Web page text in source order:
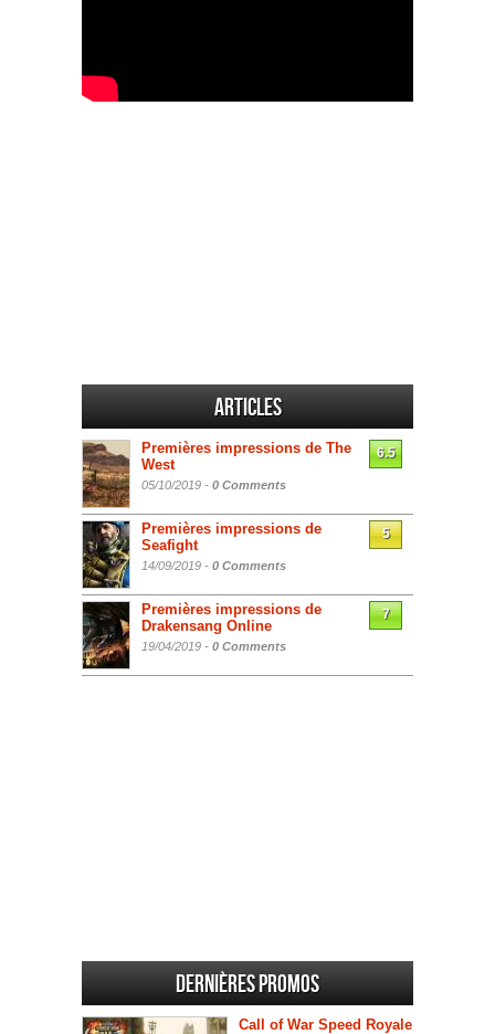
Articles
Premières impressions de The
West
05/10/2019 - 0 Comments
6.5
Premières impressions de
Seafight
14/09/2019 - 0 Comments
5
Premières impressions de
Drakensang Online
19/04/2019 - 0 Comments
7
Dernières promos
Call of War Speed Royale